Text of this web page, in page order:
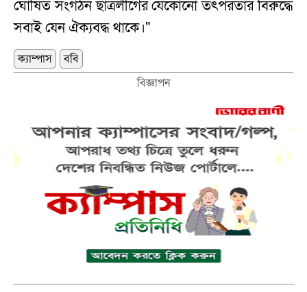
ঘোষিত সংগঠন ছাত্রলীগের যেকোনো তৎপরতার বিরুদ্ধে
সবাই যেন ঐক্যবদ্ধ থাকে।"
ক্যাম্পাস
ববি
বিজ্ঞাপন